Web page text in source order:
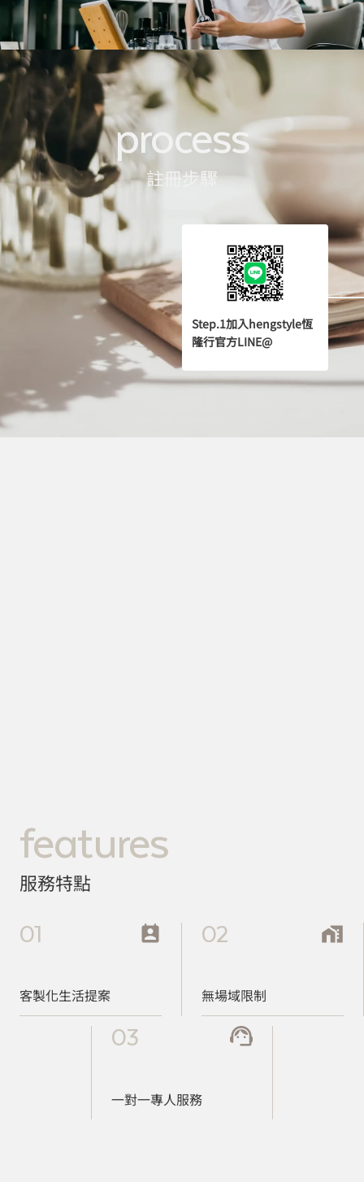
process
註冊步驟
Step.1加入hengstyle恆
隆行官方LINE@
features
服務特點
01
客製化生活提案
02
無場域限制
03
一對一專人服務